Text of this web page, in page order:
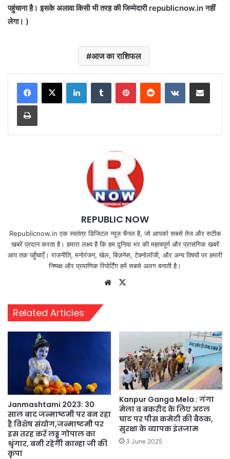
पहुंचाना है। इसके अलावा किसी भी तरह की जिम्मेदारी republicnow.in नहीं
लेगा। )
आज का राशिफल
LinkedInTumblr PinterestReddit VKontakteShare via Email
Print
REPUBLIC NOW
Republicnow.in एक स्वतंत्र डिजिटल न्यूज़ चैनल है, जो आपको सबसे तेज और सटीक
खबरें प्रदान करता है। हमारा लक्ष्य है कि हम दुनिया भर की महत्वपूर्ण और प्रासंगिक खबरें
आप तक पहुँचाएँ। राजनीति, मनोरंजन, खेल, बिज़नेस, टेक्नोलॉजी, और अन्य विषयों पर हमारी
निष्पक्ष और प्रमाणिक रिपोर्टिंग हमें सबसे अलग बनाती है।
Website
Related Articles
Janmashtami 2023: 30
साल बाद जन्माष्टमी पर बन रहा
है विशेष संयोग,जन्माष्टमी पर
इस तरह करें लड्डू गोपाल का
श्रृंगार, बनी रहेगी कान्हा जी की
कृपा
Kanpur Ganga Mela : गंगा
मेला व बकरीद के लिए अटल
घाट पर पीस कमेटी की बैठक,
सुरक्षा के व्यापक इंतजाम
3 June 2025